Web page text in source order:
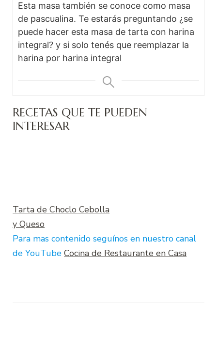
Esta masa también se conoce como masa
de pascualina. Te estarás preguntando ¿se
puede hacer esta masa de tarta con harina
integral? y si solo tenés que reemplazar la
harina por harina integral
RECETAS QUE TE PUEDEN
INTERESAR
Tarta de Choclo Cebolla
y Queso
Para mas contenido seguínos en nuestro canal
de YouTubeCocina de Restaurante en Casa